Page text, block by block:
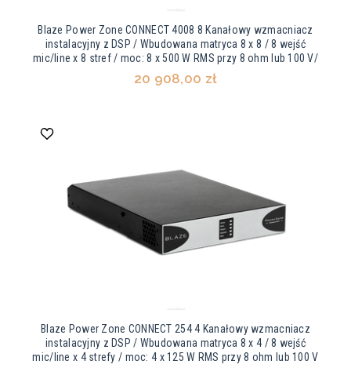
Blaze Power Zone CONNECT 4008 8 Kanałowy wzmacniacz
instalacyjny z DSP / Wbudowana matryca 8 x 8 / 8 wejść
mic/line x 8 stref / moc: 8 x 500 W RMS przy 8 ohm lub 100 V/
20 908,00 zł
Blaze Power Zone CONNECT 254 4 Kanałowy wzmacniacz
instalacyjny z DSP / Wbudowana matryca 8 x 4 / 8 wejść
mic/line x 4 strefy / moc: 4 x 125 W RMS przy 8 ohm lub 100 V